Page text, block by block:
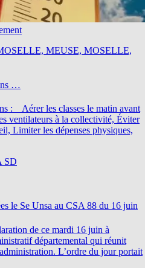
MEUSE, MOSELLE,
…
: Aérer les classes le matin avant
ventilateurs à la collectivité, Éviter
Limiter les dépenses physiques,
SD
le Se Unsa au CSA 88 du 16 juin
de ce mardi 16 juin à
départemental qui réunit
L’ordre du jour portait